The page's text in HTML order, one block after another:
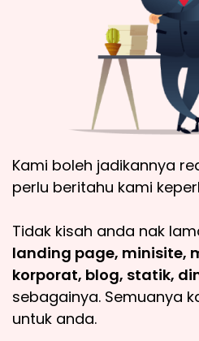
Kami boleh jadikannya
perlu beritahu kami
Tidak kisah anda nak
landing page, minisite,
korporat, blog, statik,
sebagainya. Semuanya
untuk anda.